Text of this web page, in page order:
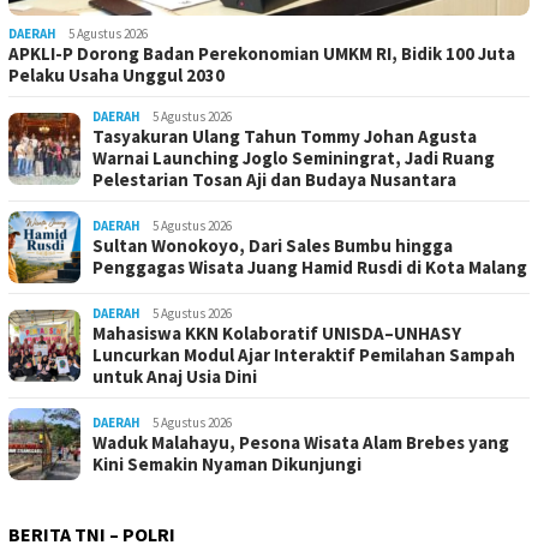
DAERAH 5 Agustus 2026
APKLI-P Dorong Badan Perekonomian UMKM RI, Bidik 100 Juta
Pelaku Usaha Unggul 2030
DAERAH 5 Agustus 2026
Tasyakuran Ulang Tahun Tommy Johan Agusta
Warnai Launching Joglo Seminingrat, Jadi Ruang
Pelestarian Tosan Aji dan Budaya Nusantara
DAERAH 5 Agustus 2026
Sultan Wonokoyo, Dari Sales Bumbu hingga
Penggagas Wisata Juang Hamid Rusdi di Kota Malang
DAERAH 5 Agustus 2026
Mahasiswa KKN Kolaboratif UNISDA–UNHASY
Luncurkan Modul Ajar Interaktif Pemilahan Sampah
untuk Anaj Usia Dini
DAERAH 5 Agustus 2026
Waduk Malahayu, Pesona Wisata Alam Brebes yang
Kini Semakin Nyaman Dikunjungi
BERITA TNI – POLRI